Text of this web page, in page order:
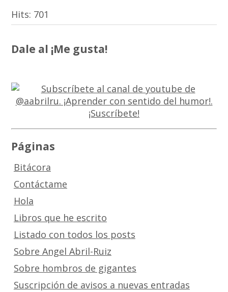
Hits: 701
Dale al ¡Me gusta!
Páginas
Bitácora
Contáctame
Hola
Libros que he escrito
Listado con todos los posts
Sobre Angel Abril-Ruiz
Sobre hombros de gigantes
Suscripción de avisos a nuevas entradas